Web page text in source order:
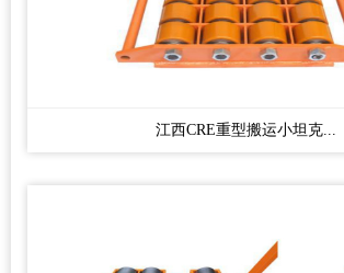
江西CRE重型搬运小坦克...